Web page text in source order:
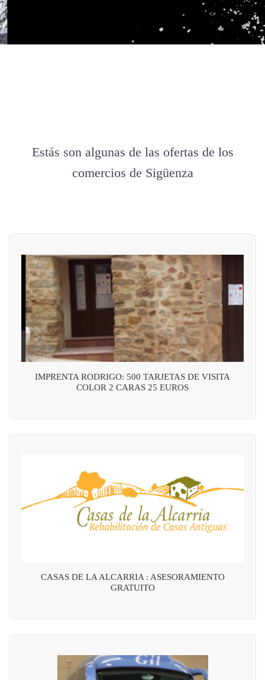
Estás son algunas de las ofertas de los
comercios de Sigüenza
IMPRENTA RODRIGO: 500 TARJETAS DE VISITA
COLOR 2 CARAS 25 EUROS
CASAS DE LA ALCARRIA : ASESORAMIENTO
GRATUITO